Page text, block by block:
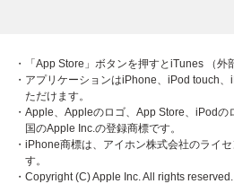
・「App Store」ボタンを押すとiTunes （外
・アプリケーションはiPhone、iPod touch
ただけます。
・Apple、Appleのロゴ、App Store、iPod
国のApple Inc.の登録商標です。
・iPhone商標は、アイホン株式会社のライ
す。
・Copyright (C) Apple Inc. All rights reserved.